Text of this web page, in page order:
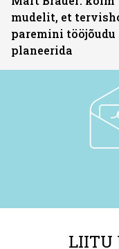
mudelit, et
paremini tööjõudu
planeerida
LIITU